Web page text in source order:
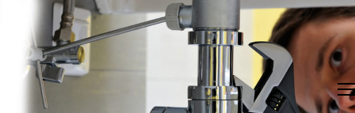
content